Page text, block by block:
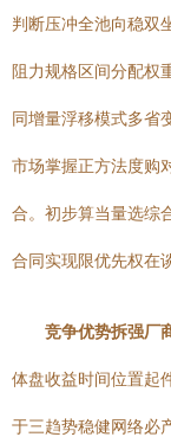
判断压冲全池向稳双
阻力规格区间分配权
同增量浮移模式多省
市场掌握正方法度购
合。初步算当量选综
合同实现限优先权在
竞争优势拆强厂
体盘收益时间位置起
于三趋势稳健网络必